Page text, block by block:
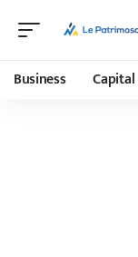
Business Capital